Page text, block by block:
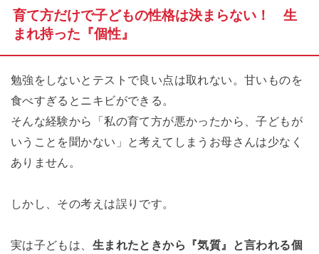
育て方だけで子どもの性格は決まらない！ 生
まれ持った『個性』
勉強をしないとテストで良い点は取れない。甘いものを
食べすぎるとニキビができる。
そんな経験から「私の育て方が悪かったから、子どもが
いうことを聞かない」と考えてしまうお母さんは少なく
ありません。
しかし、その考えは誤りです。
実は子どもは、 生まれたときから『気質』と言われる個